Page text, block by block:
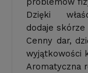
Dzięki
dodaje skórze
Cenny dar,
wyjątkowości
Aromatyczna